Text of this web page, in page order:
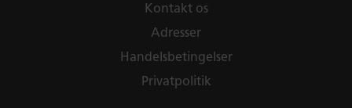
Kontakt os
Adresser
Handelsbetingelser
Privatpolitik